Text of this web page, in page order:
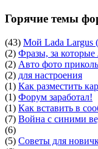
Горячие темы
(43) Мой Lada Largus
(2) Фразы, за которые
(2) Авто фото
(2) для настроения
(1) Как разместить
(1) Форум заработал!
(1) Как вставить в
(7) Война с синими
(6)
(5) Советы для